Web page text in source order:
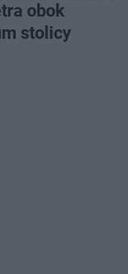
obok
stolicy